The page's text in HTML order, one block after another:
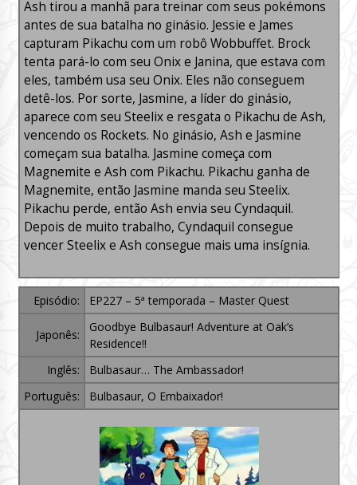
Ash tirou a manhã para treinar com seus pokémons
antes de sua batalha no ginásio. Jessie e James
capturam Pikachu com um robô Wobbuffet. Brock
tenta pará-lo com seu Onix e Janina, que estava com
eles, também usa seu Onix. Eles não conseguem
detê-los. Por sorte, Jasmine, a líder do ginásio,
aparece com seu Steelix e resgata o Pikachu de Ash,
vencendo os Rockets. No ginásio, Ash e Jasmine
começam sua batalha. Jasmine começa com
Magnemite e Ash com Pikachu. Pikachu ganha de
Magnemite, então Jasmine manda seu Steelix.
Pikachu perde, então Ash envia seu Cyndaquil.
Depois de muito trabalho, Cyndaquil consegue
vencer Steelix e Ash consegue mais uma insígnia.
Episódio: EP227 – 5ª temporada – Master Quest
Japonês:
Goodbye Bulbasaur! Adventure at Oak’s
Residence!!
Inglês:
Bulbasaur… The Ambassador!
Português:
Bulbasaur, O Embaixador!